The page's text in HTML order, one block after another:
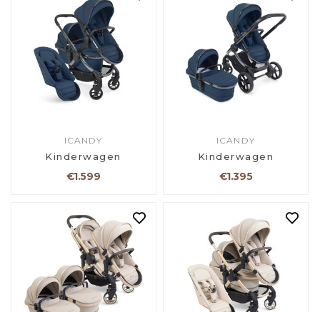
ICANDY
Kinderwagen
€1.599
ICANDY
Kinderwagen
€1.395